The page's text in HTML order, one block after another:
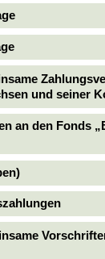
und seiner
an den Fonds